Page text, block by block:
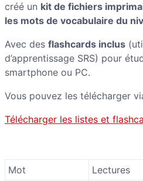
créé un kit de fichiers
les mots de vocabulaire du
Avec des flashcards inclus
d’apprentissage SRS) pour
smartphone ou PC.
Vous pouvez les télécharger
Télécharger les listes et
Mot Lectures